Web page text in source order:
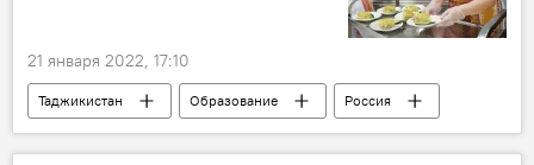
21 января 2022, 17:10
Таджикистан Образование
Россия
питание
финансы школа